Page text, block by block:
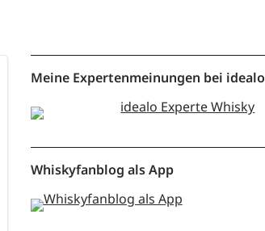
Meine Expertenmeinungen bei idealo
Whiskyfanblog als App